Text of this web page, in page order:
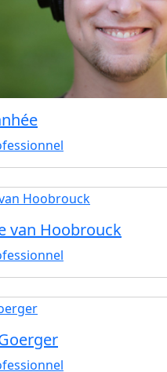
van Hoobrouck